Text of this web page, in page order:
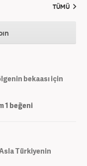
TÜMÜ
bekaası için
1 beğeni
Türkiyenin